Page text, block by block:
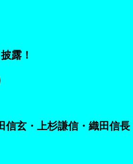
露！
玄・上杉謙信・織田信長